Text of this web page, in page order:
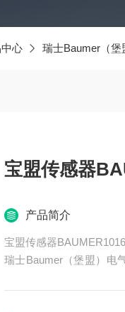
心 瑞士Baumer（堡
宝盟传感器
产品简介
宝盟传感器
瑞士Baumer（堡盟）电